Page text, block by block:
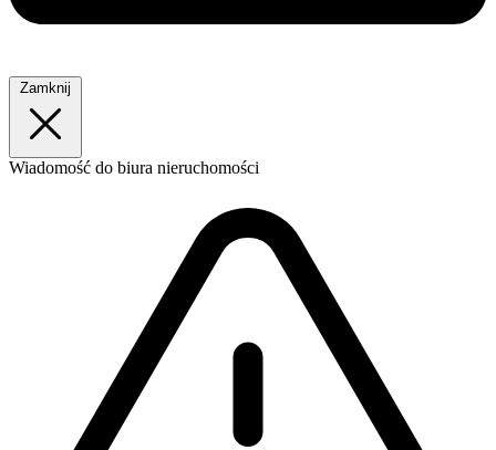
Zamknij
Wiadomość do biura nieruchomości